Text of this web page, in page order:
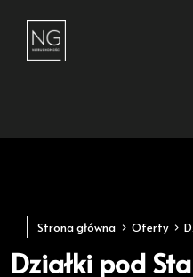
Strona główna Oferty
Działki pod